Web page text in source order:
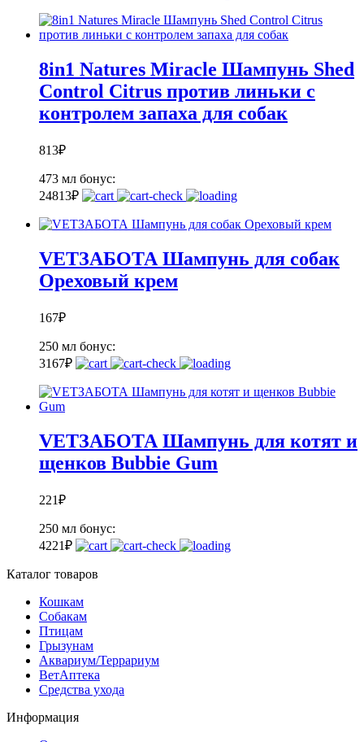
8in1 Natures Miracle Шампунь Shed
Control Citrus против линьки с
контролем запаха для собак
813₽
473 мл бонус:
24813₽
VETЗАБОТА Шампунь для собак
Ореховый крем
167₽
250 мл бонус:
3167₽
VETЗАБОТА Шампунь для котят и
щенков Bubbie Gum
221₽
250 мл бонус:
4221₽
Каталог товаров
Кошкам
Собакам
Птицам
Грызунам
Аквариум/Террариум
ВетАптека
Средства ухода
Информация